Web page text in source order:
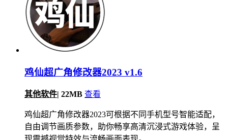
鸡仙超广角修改器2023 v1.6
其他软件| 22MB 查看
鸡仙超广角修改器2023可根据不同手机型号智能适配，
自由调节画质参数，助你畅享高清沉浸式游戏体验，呈